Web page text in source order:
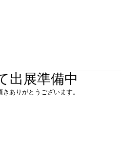
出展準備中
ありがとうございます。